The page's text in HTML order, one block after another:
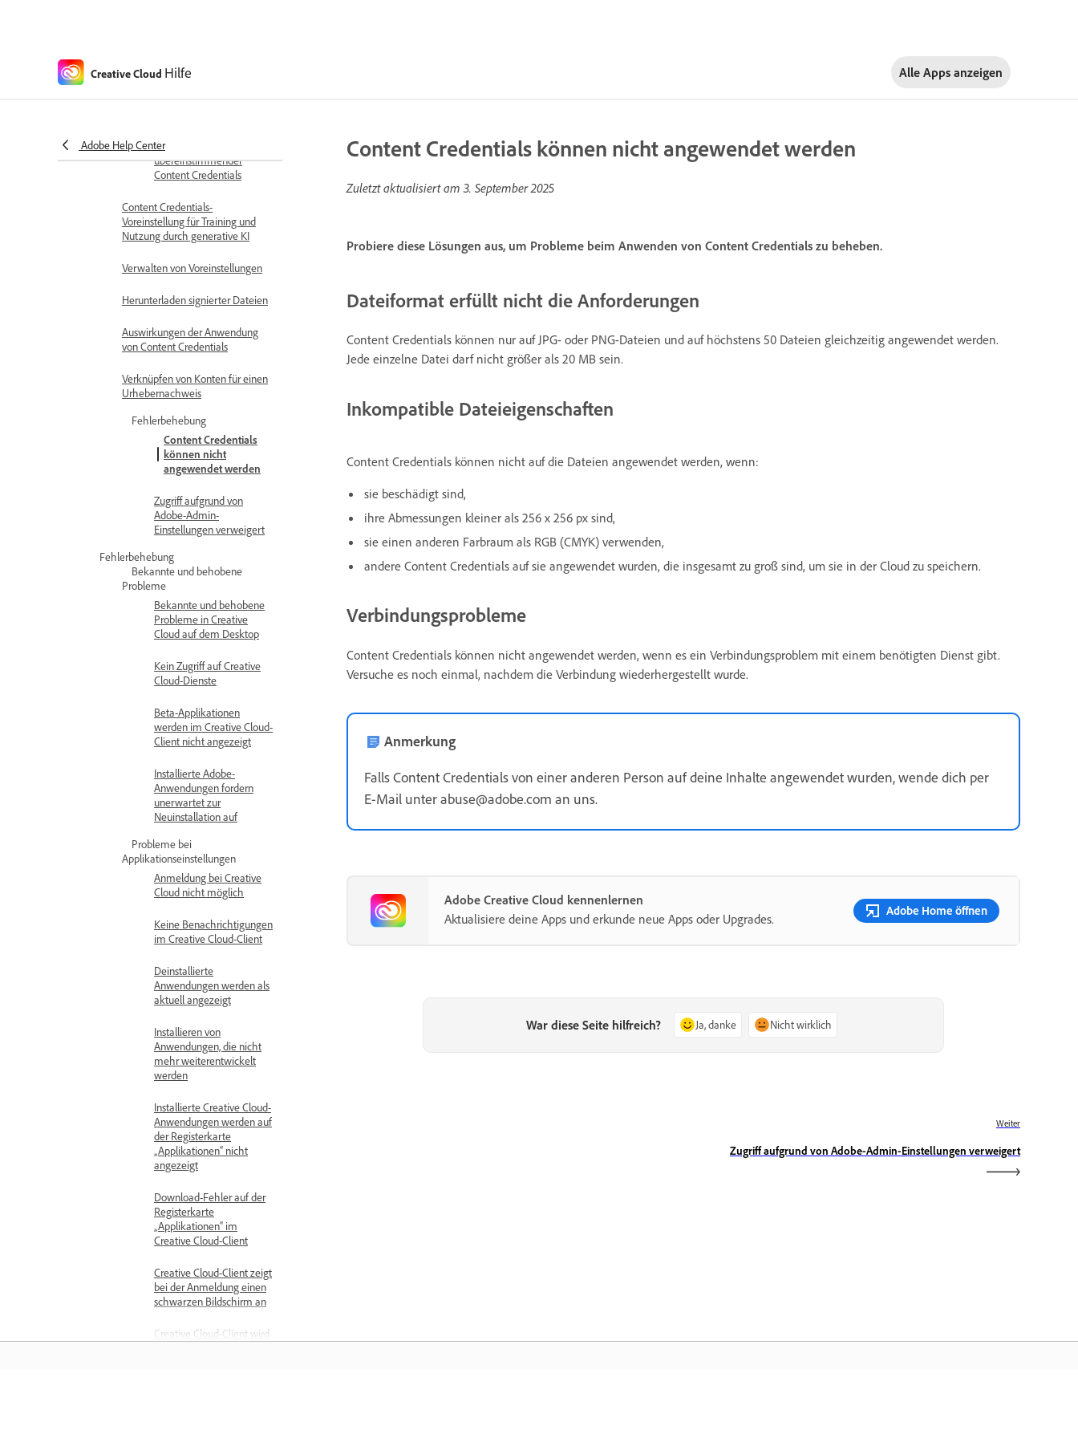
Creative Cloud Hilfe Alle Apps anzeigen
Adobe Help Center
Credentials
Über Inhaltsansichten
Wiederherstellen
übereinstimmender
Content Credentials
Content Credentials-
Voreinstellung für Training und
Nutzung durch generative KI
Verwalten von Voreinstellungen
Herunterladen signierter Dateien
Auswirkungen der Anwendung
von Content Credentials
Verknüpfen von Konten für einen
Urhebernachweis
Fehlerbehebung
Content Credentials
können nicht
angewendet werden
Zugriff aufgrund von
Adobe-Admin-
Einstellungen verweigert
Fehlerbehebung
Bekannte und behobene
Probleme
Bekannte und behobene
Probleme in Creative
Cloud auf dem Desktop
Kein Zugriff auf Creative
Cloud-Dienste
Beta-Applikationen
werden im Creative Cloud-
Client nicht angezeigt
Installierte Adobe-
Anwendungen fordern
unerwartet zur
Neuinstallation auf
Probleme bei
Applikationseinstellungen
Anmeldung bei Creative
Cloud nicht möglich
Keine Benachrichtigungen
im Creative Cloud-Client
Deinstallierte
Anwendungen werden als
aktuell angezeigt
Installieren von
Anwendungen, die nicht
mehr weiterentwickelt
werden
Installierte Creative Cloud-
Anwendungen werden auf
der Registerkarte
„Applikationen“ nicht
angezeigt
Download-Fehler auf der
Registerkarte
„Applikationen“ im
Creative Cloud-Client
Creative Cloud-Client zeigt
bei der Anmeldung einen
schwarzen Bildschirm an
Creative Cloud-Client wird
Content Credentials können nicht angewendet werden
Zuletzt aktualisiert am 3. September 2025
Probiere diese Lösungen aus, um Probleme beim Anwenden von Content Credentials zu beheben.
Dateiformat erfüllt nicht die Anforderungen
Content Credentials können nur auf JPG- oder PNG-Dateien und auf höchstens 50 Dateien gleichzeitig angewendet werden.
Jede einzelne Datei darf nicht größer als 20 MB sein.
Inkompatible Dateieigenschaften
Content Credentials können nicht auf die Dateien angewendet werden, wenn:
sie beschädigt sind,
ihre Abmessungen kleiner als 256 x 256 px sind,
sie einen anderen Farbraum als RGB (CMYK) verwenden,
andere Content Credentials auf sie angewendet wurden, die insgesamt zu groß sind, um sie in der Cloud zu speichern.
Verbindungsprobleme
Content Credentials können nicht angewendet werden, wenn es ein Verbindungsproblem mit einem benötigten Dienst gibt.
Versuche es noch einmal, nachdem die Verbindung wiederhergestellt wurde.
Anmerkung
Falls Content Credentials von einer anderen Person auf deine Inhalte angewendet wurden, wende dich per
E-Mail unter abuse@adobe.com an uns.
Adobe Creative Cloud kennenlernen
Aktualisiere deine Apps und erkunde neue Apps oder Upgrades.
Adobe Home öffnen
War diese Seite hilfreich? Ja, danke Nicht wirklich
Weiter
Zugriff aufgrund von Adobe-Admin-Einstellungen verweigert